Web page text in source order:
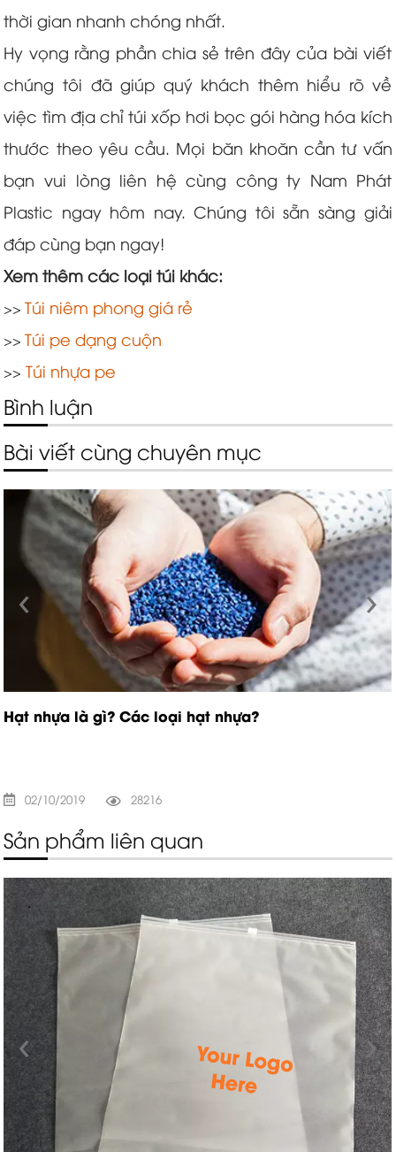
thời gian nhanh chóng nhất.
Hy vọng rằng phần chia sẻ trên đây của bài viết
chúng tôi đã giúp quý khách thêm hiểu rõ về
việc tìm địa chỉ túi xốp hơi bọc gói hàng hóa kích
thước theo yêu cầu. Mọi băn khoăn cần tư vấn
bạn vui lòng liên hệ cùng công ty Nam Phát
Plastic ngay hôm nay. Chúng tôi sẵn sàng giải
đáp cùng bạn ngay!
Xem thêm các loại túi khác:
>> Túi niêm phong giá rẻ
>> Túi pe dạng cuộn
>> Túi nhựa pe
Bình luận
Bài viết cùng chuyên mục
Hạt nhựa là gì? Các loại hạt nhựa?
02/10/2019 28216
‹ ›
Sản phẩm liên quan
‹ ›